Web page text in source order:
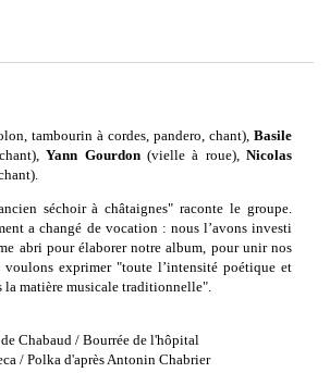
tambourin à cordes, pandero, chant), Basile
Yann Gourdon(vielle à roue), Nicolas
séchoir à châtaignes" raconte le groupe.
a changé de vocation : nous l’avons investi
abri pour élaborer notre album, pour unir nos
voulons exprimer "toute l’intensité poétique et
la matière musicale traditionnelle".
Chabaud / Bourrée de l'hôpital
/ Polka d'après Antonin Chabrier